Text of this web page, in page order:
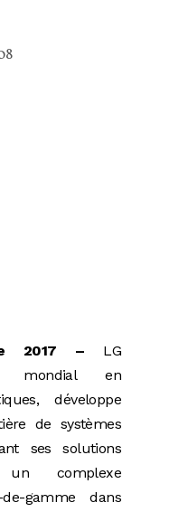
2017 – LG
mondial en
développe
de systèmes
ses solutions
un complexe
de-gamme dans